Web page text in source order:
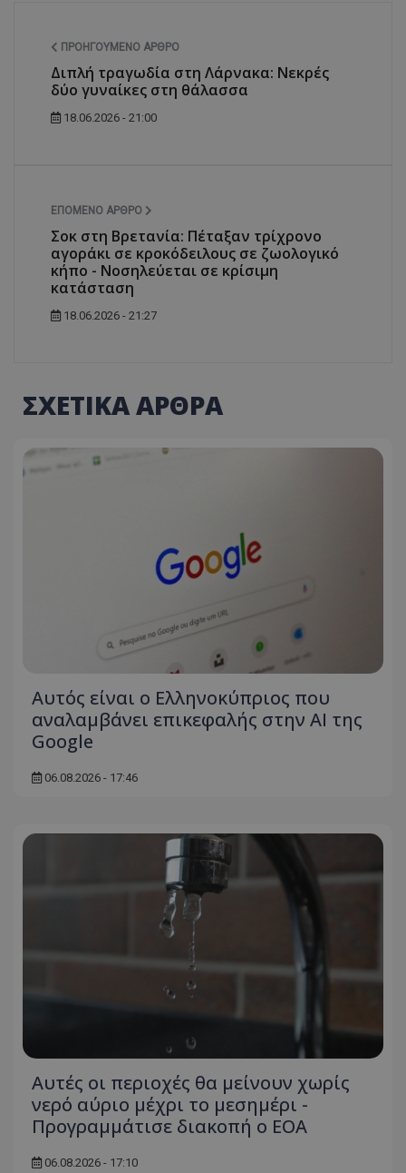
ΠΡΟΗΓΟΎΜΕΝΟ ΆΡΘΡΟ
Διπλή τραγωδία στη Λάρνακα: Νεκρές
δύο γυναίκες στη θάλασσα
18.06.2026 - 21:00
ΕΠΌΜΕΝΟ ΆΡΘΡΟ
Σοκ στη Βρετανία: Πέταξαν τρίχρονο
αγοράκι σε κροκόδειλους σε ζωολογικό
κήπο - Noσηλεύεται σε κρίσιμη
κατάσταση
18.06.2026 - 21:27
ΣΧΕΤΙΚΑ ΑΡΘΡΑ
Αυτός είναι ο Ελληνοκύπριος που
αναλαμβάνει επικεφαλής στην ΑΙ της
Google
06.08.2026 - 17:46
Αυτές οι περιοχές θα μείνουν χωρίς
νερό αύριο μέχρι το μεσημέρι -
Προγραμμάτισε διακοπή ο ΕΟΑ
06.08.2026 - 17:10